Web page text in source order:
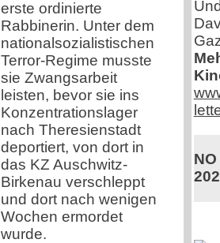
erste ordinierte
Rabbinerin. Unter dem
nationalsozialistischen
Terror-Regime musste
sie Zwangsarbeit
leisten, bevor sie ins
Konzentrationslager
nach Theresienstadt
deportiert, von dort in
das KZ Auschwitz-
Birkenau verschleppt
und dort nach wenigen
Wochen ermordet
wurde.